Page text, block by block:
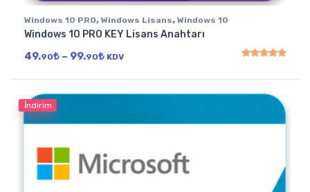
Windows 10 PRO, Windows Lisans, Windows 10
Windows 10 PRO KEY Lisans Anahtarı
49.90₺ – 99.90₺Fiyat aralığı: 49.90₺ - 99.90₺
KDV
İndirim